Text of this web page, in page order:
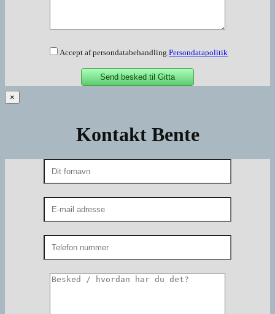
Accept af persondatabehandling.Persondatapolitik
×
Kontakt Bente